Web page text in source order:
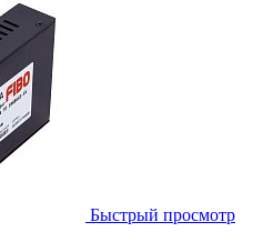
Быстрый просмотр